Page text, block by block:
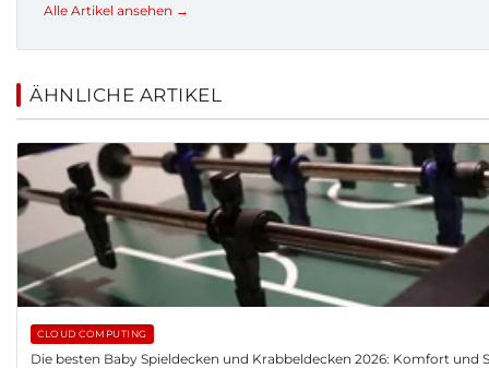
Alle Artikel ansehen →
ÄHNLICHE ARTIKEL
CLOUD COMPUTING
Die besten Baby Spieldecken und Krabbeldecken 2026: Komfort und